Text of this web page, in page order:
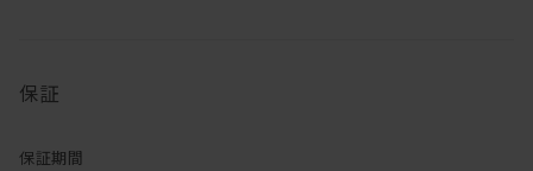
保証
保証期間